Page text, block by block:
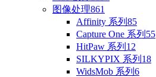
图像处理861
Affinity 系列 85
Capture One 系列 55
HitPaw 系列 12
SILKYPIX 系列 18
WidsMob 系列 6